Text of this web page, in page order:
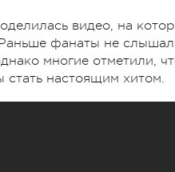
видео, на
фанаты не
многие отметили,
стать настоящим хитом.